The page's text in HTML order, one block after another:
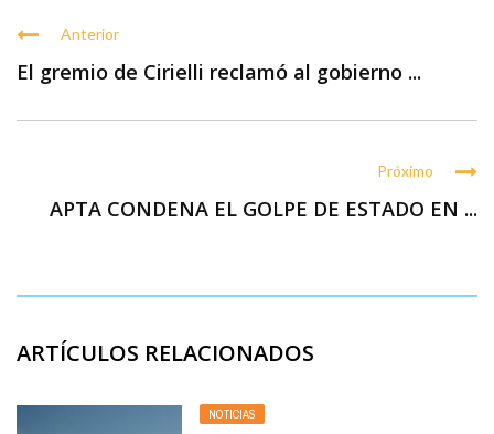
Anterior
El gremio de Cirielli reclamó al gobierno ...
Próximo
APTA CONDENA EL GOLPE DE ESTADO EN ...
ARTÍCULOS RELACIONADOS
NOTICIAS